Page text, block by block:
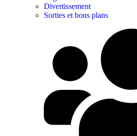
Divertissement
Sorties et bons plans